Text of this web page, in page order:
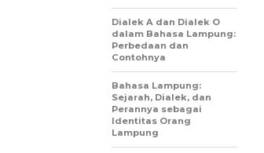
Dialek A dan Dialek O
dalam Bahasa Lampung:
Perbedaan dan
Contohnya
Bahasa Lampung:
Sejarah, Dialek, dan
Perannya sebagai
Identitas Orang
Lampung